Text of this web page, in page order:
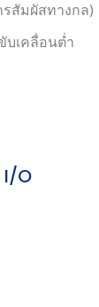
รสัมผัสทางกล)
บเคลื่อนต่ำ
I/O